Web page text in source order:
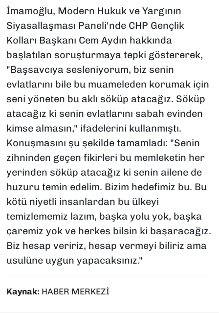
İmamoğlu, Modern Hukuk ve Yargının
Siyasallaşması Paneli'nde CHP Gençlik
Kolları Başkanı Cem Aydın hakkında
başlatılan soruşturmaya tepki göstererek,
"Başsavcıya sesleniyorum, biz senin
evlatlarını bile bu muameleden korumak için
seni yöneten bu aklı söküp atacağız. Söküp
atacağız ki senin evlatlarını sabah evinden
kimse almasın," ifadelerini kullanmıştı.
Konuşmasını şu şekilde tamamladı: "Senin
zihninden geçen fikirleri bu memleketin her
yerinden söküp atacağız ki senin ailene de
huzuru temin edelim. Bizim hedefimiz bu. Bu
kötü niyetli insanlardan bu ülkeyi
temizlememiz lazım, başka yolu yok, başka
çaremiz yok ve herkes bilsin ki başaracağız.
Biz hesap veririz, hesap vermeyi biliriz ama
usulüne uygun yapacaksınız."
Kaynak: HABER MERKEZİ